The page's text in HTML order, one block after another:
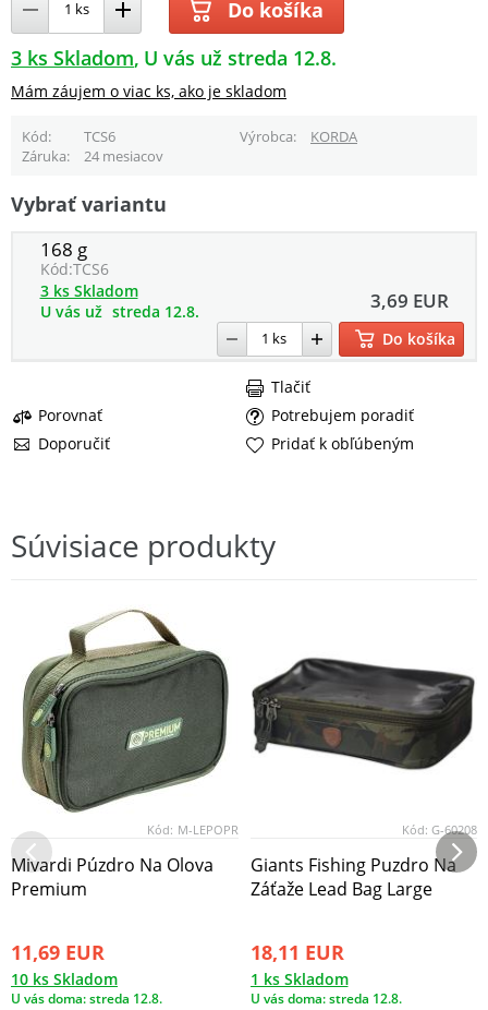
Do košíka
3 ks Skladom U vás už streda 12.8.
Mám záujem o viac ks, ako je skladom
Kód TCS6 Výrobca
KORDA
Záruka
24 mesiacov
Vybrať variantu
168 g
Kód:TCS6
3,69 EUR
3 ks Skladom
U vás už streda 12.8.
Do košíka
Porovnať
Potrebujem poradiť
Doporučiť
Tlačiť
Pridať k obľúbeným
Súvisiace produkty
Kód: M-LEPOPR
Mivardi Púzdro Na Olova
Premium
11,69 EUR
10 ks Skladom
U vás doma: streda 12.8.
Kód: G-60208
Giants Fishing Puzdro Na
Záťaže Lead Bag Large
18,11 EUR
1 ks Skladom
U vás doma: streda 12.8.